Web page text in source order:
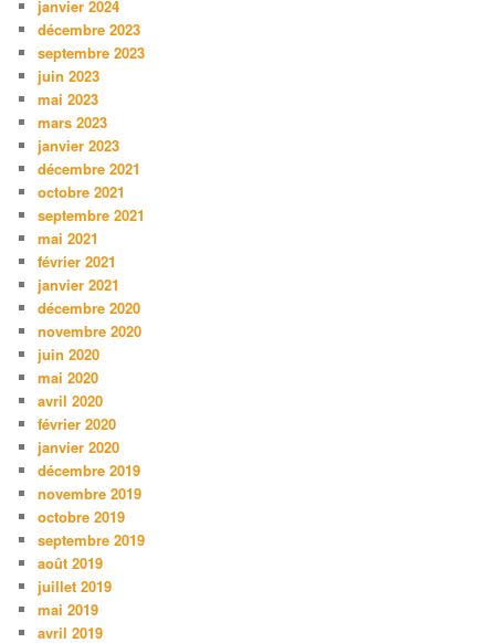
janvier 2024
décembre 2023
septembre 2023
juin 2023
mai 2023
mars 2023
janvier 2023
décembre 2021
octobre 2021
septembre 2021
mai 2021
février 2021
janvier 2021
décembre 2020
novembre 2020
juin 2020
mai 2020
avril 2020
février 2020
janvier 2020
décembre 2019
novembre 2019
octobre 2019
septembre 2019
août 2019
juillet 2019
mai 2019
avril 2019